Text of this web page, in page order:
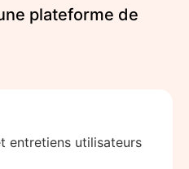
plateforme de
entretiens utilisateurs